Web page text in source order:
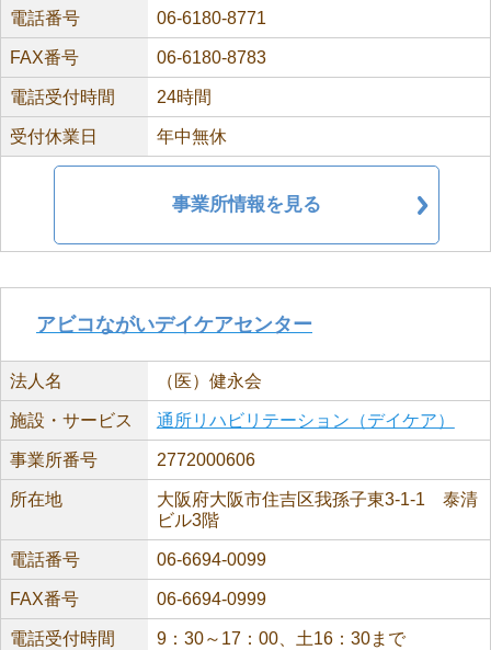
電話番号 06-6180-8771
FAX番号 06-6180-8783
電話受付時間 24時間
受付休業日 年中無休
事業所情報を見る
アビコながいデイケアセンター
法人名 （医）健永会
施設・サービス 通所リハビリテーション（デイケア）
事業所番号 2772000606
所在地
大阪府大阪市住吉区我孫子東3-1-1 泰清
ビル3階
電話番号 06-6694-0099
FAX番号 06-6694-0999
電話受付時間 9：30～17：00、土16：30まで